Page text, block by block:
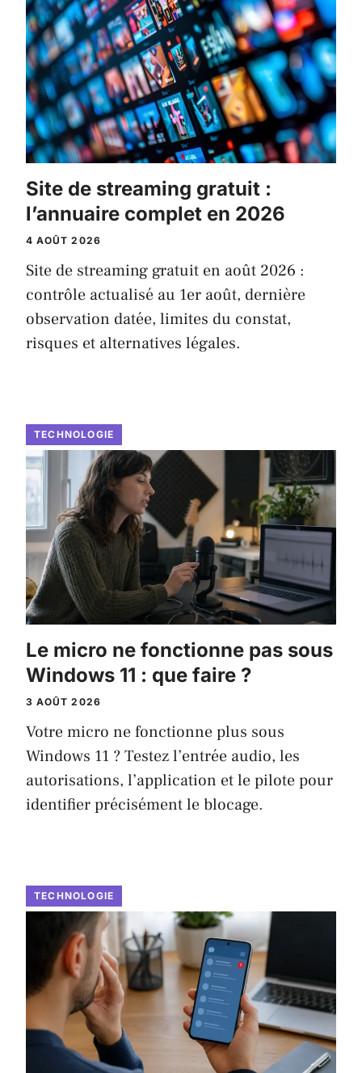
Site de streaming gratuit :
l’annuaire complet en 2026
4 AOÛT 2026
Site de streaming gratuit en août 2026 :
contrôle actualisé au 1er août, dernière
observation datée, limites du constat,
risques et alternatives légales.
TECHNOLOGIE
Le micro ne fonctionne pas sous
Windows 11 : que faire ?
3 AOÛT 2026
Votre micro ne fonctionne plus sous
Windows 11 ? Testez l’entrée audio, les
autorisations, l’application et le pilote pour
identifier précisément le blocage.
TECHNOLOGIE